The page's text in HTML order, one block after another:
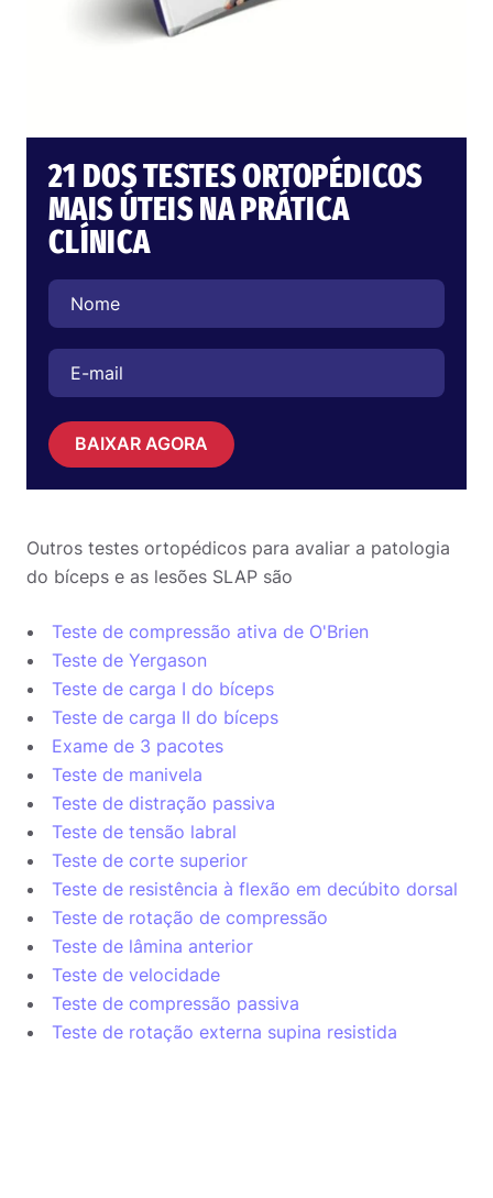
21 DOS TESTES ORTOPÉDICOS
MAIS ÚTEIS NA PRÁTICA
CLÍNICA
BAIXAR AGORA
Outros testes ortopédicos para avaliar a patologia
do bíceps e as lesões SLAP são
Teste de compressão ativa de O'Brien
Teste de Yergason
Teste de carga I do bíceps
Teste de carga II do bíceps
Exame de 3 pacotes
Teste de manivela
Teste de distração passiva
Teste de tensão labral
Teste de corte superior
Teste de resistência à flexão em decúbito dorsal
Teste de rotação de compressão
Teste de lâmina anterior
Teste de velocidade
Teste de compressão passiva
Teste de rotação externa supina resistida